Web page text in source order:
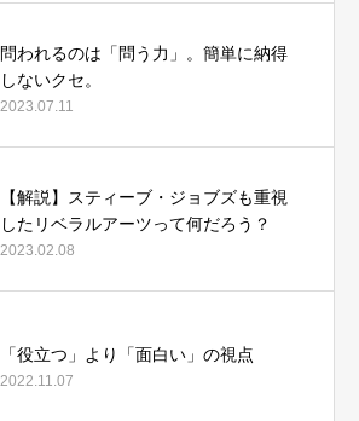
問われるのは「問う力」。簡単に納得
しないクセ。
2023.07.11
【解説】スティーブ・ジョブズも重視
したリベラルアーツって何だろう？
2023.02.08
「役立つ」より「面白い」の視点
2022.11.07